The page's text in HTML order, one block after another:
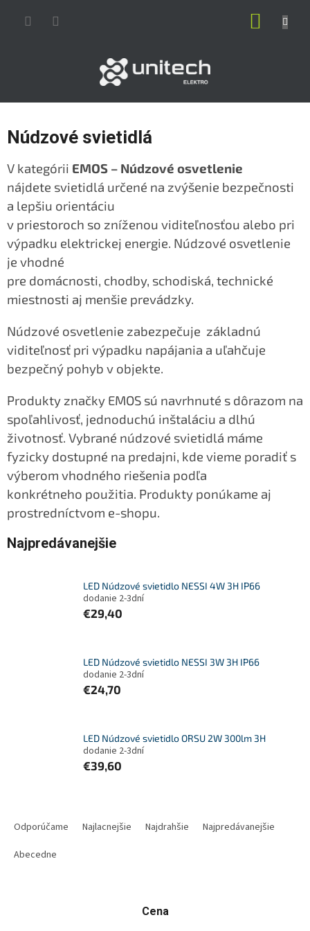
Núdzové svietidlá
V kategórii EMOS – Núdzové osvetlenie
nájdete svietidlá určené na zvýšenie bezpečnosti
a lepšiu orientáciu
v priestoroch so zníženou viditeľnosťou alebo pri
výpadku elektrickej energie. Núdzové osvetlenie
je vhodné
pre domácnosti, chodby, schodiská, technické
miestnosti aj menšie prevádzky.
Núdzové osvetlenie zabezpečuje základnú
viditeľnosť pri výpadku napájania a uľahčuje
bezpečný pohyb v objekte.
Produkty značky EMOS sú navrhnuté s dôrazom na
spoľahlivosť, jednoduchú inštaláciu a dlhú
životnosť. Vybrané núdzové svietidlá máme
fyzicky dostupné na predajni, kde vieme poradiť s
výberom vhodného riešenia podľa
konkrétneho použitia. Produkty ponúkame aj
prostredníctvom e-shopu.
Najpredávanejšie
LED Núdzové svietidlo NESSI 4W 3H IP66
dodanie 2-3dní
€29,40
LED Núdzové svietidlo NESSI 3W 3H IP66
dodanie 2-3dní
€24,70
LED Núdzové svietidlo ORSU 2W 300lm 3H
dodanie 2-3dní
€39,60
Odporúčame Najlacnejšie Najdrahšie
Najpredávanejšie
Abecedne
Cena